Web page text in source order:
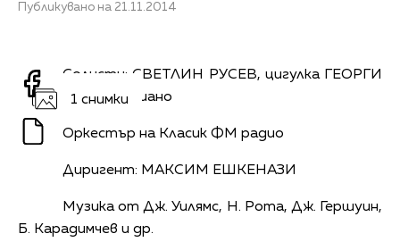
1 снимки
Публикувано на 21.11.2014
Солисти: СВЕТЛИН РУСЕВ, цигулка ГЕОРГИ
ЧЕРКИН, пиано
Оркестър на Класик ФМ радио
Диригент: МАКСИМ ЕШКЕНАЗИ
Музика от Дж. Уилямс, Н. Рота, Дж. Гершуин,
Б. Карадимчев и др.